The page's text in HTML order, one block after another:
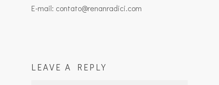
E-mail: contato@renanradici.com
LEAVE A REPLY